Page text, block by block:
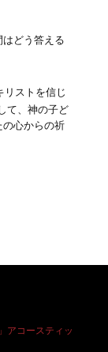
どう答える
リストを信じ
て、神の子ど
の心からの祈
アコースティッ